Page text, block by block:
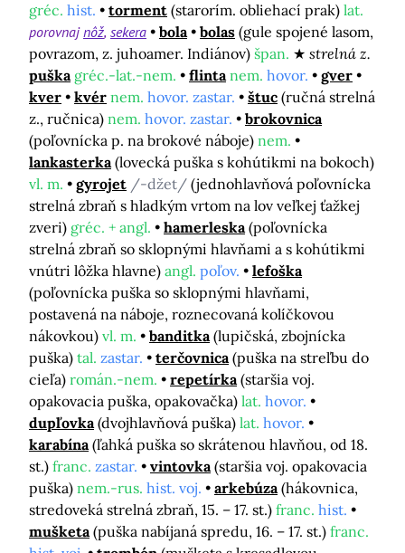
gréc. hist. torment (starorím. obliehací prak) lat.
porovnajnôž sekera bola bolas (gule spojené lasom,
povrazom, z. juhoamer. Indiánov) špan.
strelná z.
puška gréc.-lat.-nem. flinta nem. hovor.
gver
kver
kvér nem. hovor. zastar. štuc (ručná strelná
z., ručnica) nem. hovor. zastar.
brokovnica
(poľovnícka p. na brokové náboje) nem.
lankasterka (lovecká puška s kohútikmi na bokoch)
vl. m.
gyrojet /-džet/ (jednohlavňová poľovnícka
strelná zbraň s hladkým vrtom na lov veľkej ťažkej
zveri) gréc. + angl. hamerleska (poľovnícka
strelná zbraň so sklopnými hlavňami a s kohútikmi
vnútri lôžka hlavne) angl. poľov.
lefoška
(poľovnícka puška so sklopnými hlavňami,
postavená na náboje, roznecovaná kolíčkovou
nákovkou) vl. m. banditka (lupičská, zbojnícka
puška) tal. zastar. terčovnica (puška na streľbu do
cieľa) román.-nem. repetírka (staršia voj.
opakovacia puška, opakovačka) lat. hovor.
dupľovka (dvojhlavňová puška) lat. hovor.
karabína (ľahká puška so skrátenou hlavňou, od 18.
st.) franc. zastar. vintovka (staršia voj. opakovacia
puška) nem.-rus. hist. voj. arkebúza (hákovnica,
stredoveká strelná zbraň, 15. – 17. st.) franc. hist.
mušketa (puška nabíjaná spredu, 16. – 17. st.) franc.